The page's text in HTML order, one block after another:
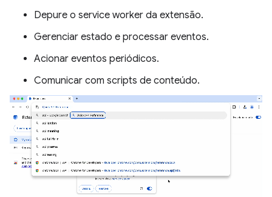
Depure o service worker da extensão.
Gerenciar estado e processar eventos.
Acionar eventos periódicos.
Comunicar com scripts de conteúdo.